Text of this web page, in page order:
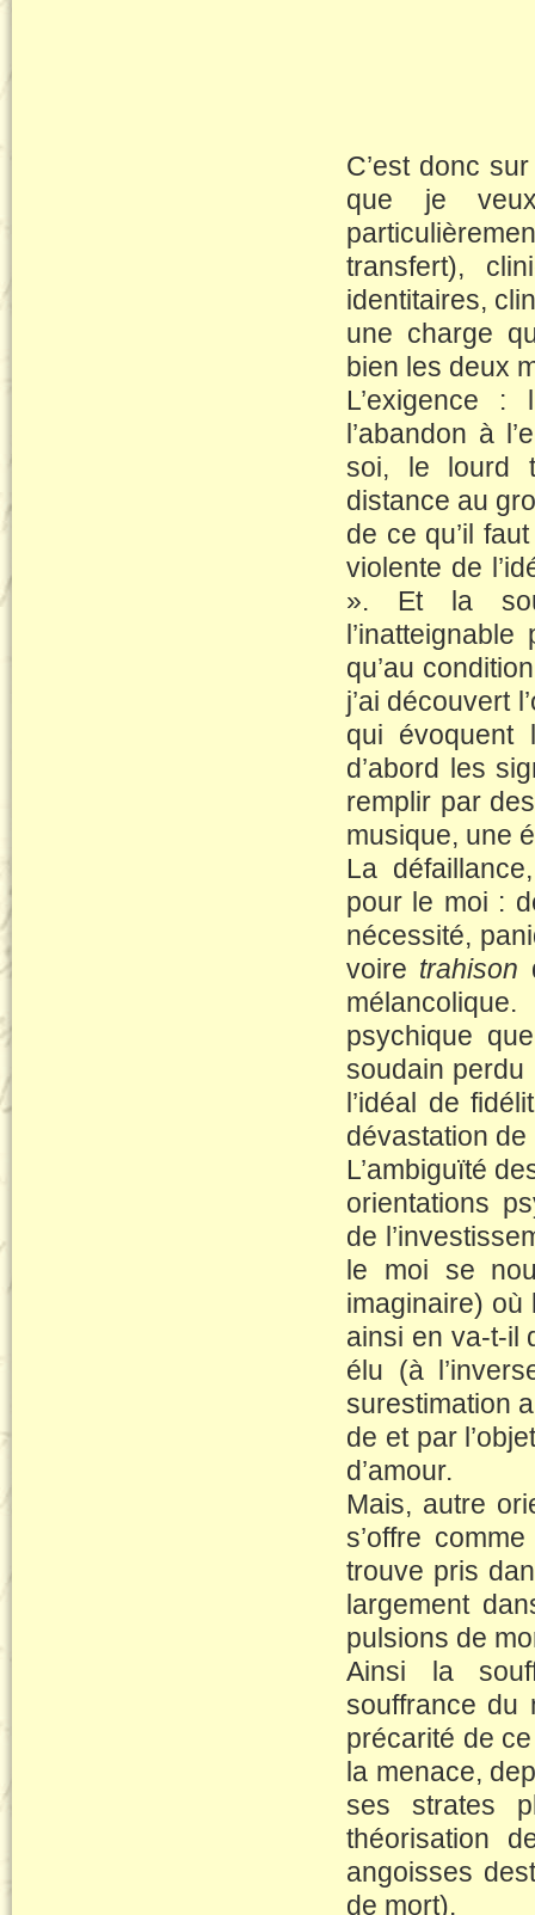
C’est donc
que je
transfert),
identitaires,
une charge
bien les deux
L’exigence
l’abandon à
soi, le lourd
distance au
de ce qu’il
violente de
». Et la
qu’au
j’ai découvert
qui évoquent
d’abord les
remplir par
musique, une
La
pour le moi :
nécessité,
voire trahison
psychique
soudain perdu
l’idéal de
dévastation
L’ambiguïté
orientations
de
le moi se
imaginaire) où
ainsi en va-t-il
élu (à
surestimation
de et par
d’amour.
Mais, autre
s’offre
trouve pris
largement
pulsions de
Ainsi la
souffrance du
précarité de
la menace,
ses strates
théorisation
angoisses
de mort).